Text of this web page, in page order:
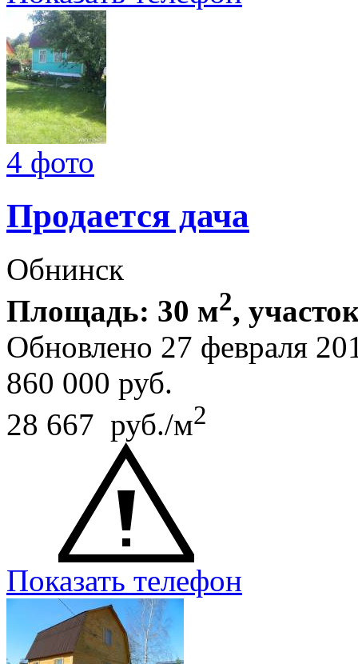
4 фото
Продается дача
Обнинск
Площадь: 30 м2,
Обновлено 27 февраля
860 000 руб.
28 667 руб./м2
Показать телефон